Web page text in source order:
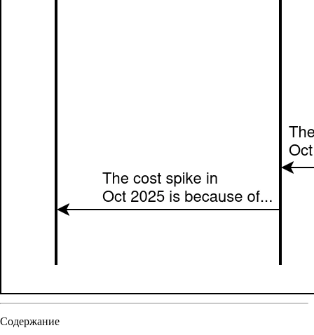
Содержание